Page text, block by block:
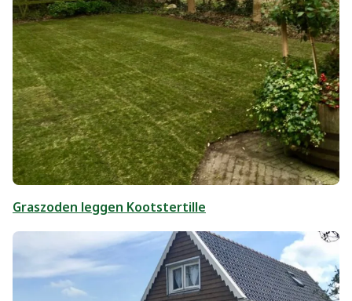
Graszoden leggen Kootstertille